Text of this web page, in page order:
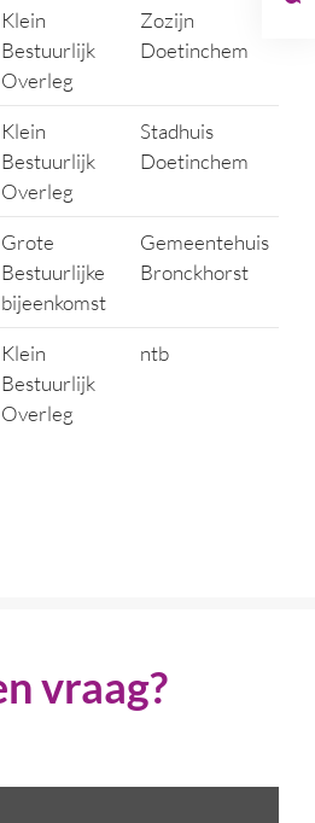
Klein
Bestuurlijk
Overleg
Zozijn
Doetinchem
Klein
Bestuurlijk
Overleg
Stadhuis
Doetinchem
Grote
Bestuurlijke
bijeenkomst
Gemeentehuis
Bronckhorst
Klein
Bestuurlijk
Overleg
ntb
vraag?